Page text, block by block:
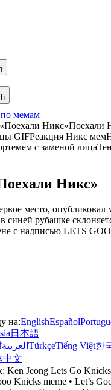
по мемам
Никс»Поехали
GIFРеакция Никс мем
мем с заменой лица
Никс»
место, опубликовал
синей рубашке
с надписью LETS
на:EnglishEspañol
日本語
العربية TürkçeTiếng Việt한
中文
Ken Jeong Lets Go
Knicks meme • Let’s